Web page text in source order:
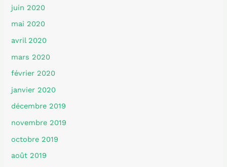
juin 2020
mai 2020
avril 2020
mars 2020
février 2020
janvier 2020
décembre 2019
novembre 2019
octobre 2019
août 2019